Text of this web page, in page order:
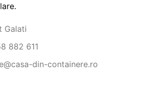
Galati
882 611
din-containere.ro